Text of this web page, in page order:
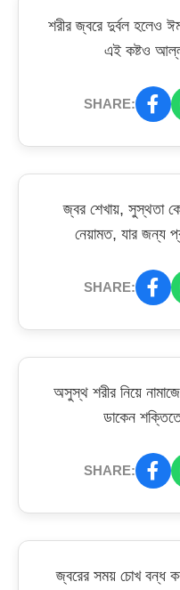
শরীর জ্বরে দুর্বল হলেও
এই কষ্টও
SHARE:
জ্বর শেখায়, সুস্থতা
নেয়ামত, যার জন্য
SHARE:
অসুস্থ শরীর নিয়ে
ডাকেন
SHARE:
জ্বরের সময় চোখ বন্ধ